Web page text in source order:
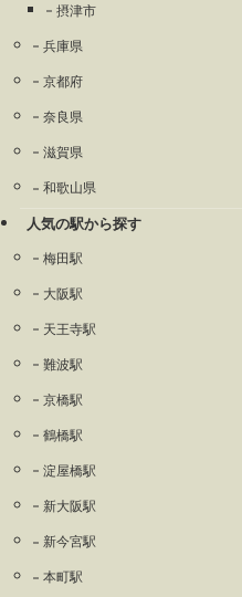
摂津市
兵庫県
京都府
奈良県
滋賀県
和歌山県
人気の駅から探す
梅田駅
大阪駅
天王寺駅
難波駅
京橋駅
鶴橋駅
淀屋橋駅
新大阪駅
新今宮駅
本町駅